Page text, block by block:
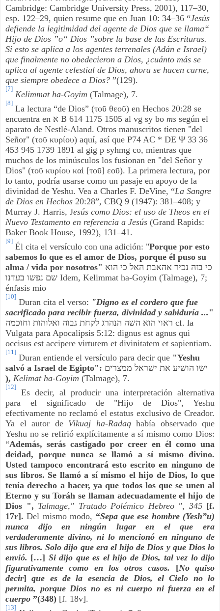
Cambridge: Cambridge University Press, 2001), 117–30,
esp. 122–29, quien resume que en Juan 10: 34–36 “Jesús
defiende la legitimidad del agente de Dios que se llama“
Hijo de Dios ”o“ Dios ”sobre la base de las Escrituras.
Si esto se aplica a los agentes terrenales (Adán e Israel)
que finalmente no obedecieron a Dios, ¿cuánto más se
aplica al agente celestial de Dios, ahora se hacen carne,
que siempre obedece a Dios? ”(129).
[7]
Kelimmat ha-Goyim (Talmage), 7.
[8]
La lectura “de Dios” (τοῦ θεοῦ) en Hechos 20:28 se
encuentra en א B 614 1175 1505 al vg sy bo ms según el
aparato de Nestlé-Aland. Otros manuscritos tienen "del
Señor" (τοῦ κυρίου) aquí, así que P74 AC * DE Ψ 33 36
453 945 1739 1891 al gig p syhmg co, mientras que
muchos de los minúsculos los fusionan en "del Señor y
Dios" (τοῦ κυρίου καὶ [τοῦ] εοῦ). La primera lectura, por
lo tanto, podría usarse como un pasaje en apoyo de la
divinidad de Yeshu. Vea a Charles F. DeVine, “La Sangre
de Dios en Hechos 20:28”, CBQ 9 (1947): 381–408; y
Murray J. Harris, Jesús como Dios: el uso de Theos en el
Nuevo Testamento en referencia a Jesús (Grand Rapids:
Baker Book House, 1992), 131–41.
[9]
Él cita el versículo con una adición: "Porque por esto
sabemos lo que es el amor de Dios, porque él puso su
alma / vida por nosotros" כי בזה נכיר אהאבת האל כי הוא
שם נפשו בעדנו Idem, Kelimmat ha-Goyim (Talmage), 7;
énfasis mio
[10]
Duran cita el verso: "Digno es el cordero que fue
sacrificado para recibir fuerza, divinidad y sabiduría ... "
ראוי הוא השה הנהרג לקחת גבוה ואלוהות וחוכמה cf. la
Vulgata para Apocalipsis 5:12: dignus est agnus qui
occisus est accipere virtutem et divinitatem et sapientiam.
[11]
Duran entiende el versículo para decir que "Yeshu
salvó a Israel de Egipto": ישו הושיע את ישראל ממצרים
), Kelimat ha-Goyim (Talmage), 7.
[12]
Es decir, al producir una interpretación alternativa
para el significado de "Hijo de Dios", Yeshu
efectivamente no reclamó el estatus exclusivo de Creador.
Ya el autor de Vikuaj ha-Radaq había observado que
Yeshu no se refirió explícitamente a sí mismo como Dios:
“Además, serás castigado por creer en él como una
deidad, porque nunca se llamó a sí mismo divino.
Usted tampoco encontrará esto escrito en ninguno de
sus libros. Se llamó a sí mismo el hijo de Dios, lo que
tenía derecho a hacer, ya que todos los que se unen al
Eterno y su Toráh se llaman adecuadamente el hijo de
Dios ", Talmage," Tratado Polémico Hebreo ", 345[f.
17r].Del mismo modo, “Sepa que ese hombre (Yesh”u)
nunca dijo en ningún lugar en el que era
verdaderamente divino, ni lo mencionó en ninguno de
sus libros. Solo dijo que era el hijo de Dios y que Dios lo
envió. […] Si dijo que es el hijo de Dios, tal vez lo dijo
figurativamente como en los otros casos. [No quiso
decir]que es de la esencia de Dios, el Cielo no lo
permita, porque Dios no es ni cuerpo ni fuerza en el
cuerpo ”(348) [f. 18v].
[13]